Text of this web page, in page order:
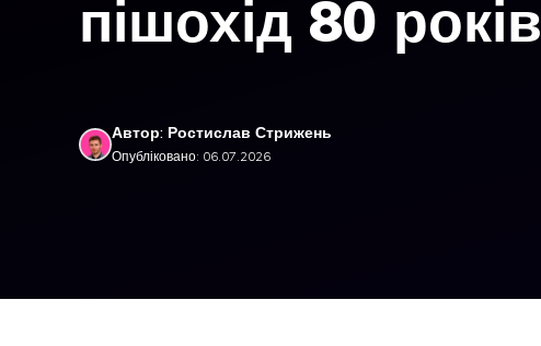
пішохід 80 років
Автор: Ростислав Стрижень
Опубліковано: 06.07.2026